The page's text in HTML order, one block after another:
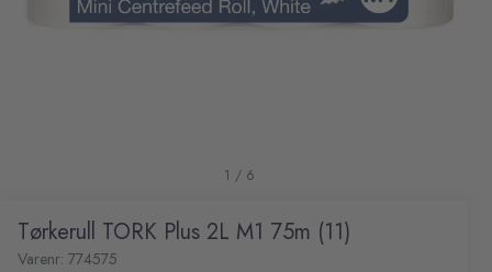
1 / 6
Tørkerull TORK Plus 2L M1 75m (11)
Varenr: 774575